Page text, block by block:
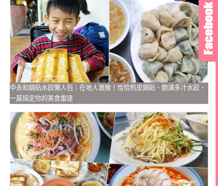
中永和鍋貼水餃懶人包｜在地人激推！恰恰煎皮鍋貼、飽滿多汁水餃，
一篇搞定你的美食雷達